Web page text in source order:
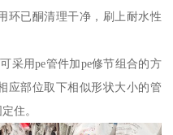
环已酮清理干净，刷上耐水性
采用pe管件加pe修节组合的方
应部位取下相似形状大小的管
住。